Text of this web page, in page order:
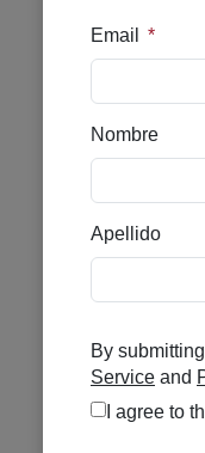
MEDIK8
Se el primero
Sin